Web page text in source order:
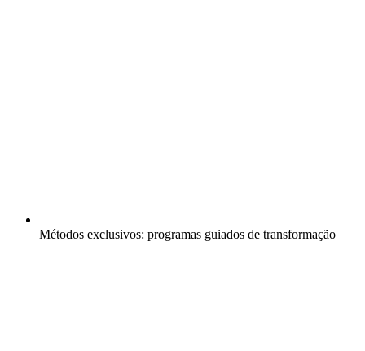
Métodos exclusivos: programas guiados de transformação